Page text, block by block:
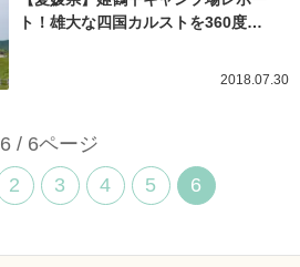
ト！雄大な四国カルストを360度…
2018.07.30
6 / 6ページ
2 3 4 5 6